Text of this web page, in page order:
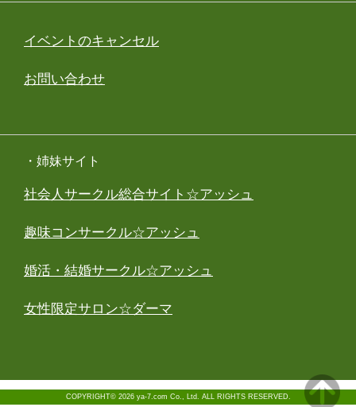
イベントのキャンセル
お問い合わせ
・姉妹サイト
社会人サークル総合サイト☆アッシュ
趣味コンサークル☆アッシュ
婚活・結婚サークル☆アッシュ
女性限定サロン☆ダーマ
COPYRIGHT© 2026 ya-7.com Co., Ltd. ALL RIGHTS RESERVED.